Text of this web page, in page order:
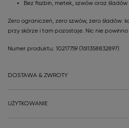
Bez fiszbin, metek, szwów oraz
Zero ograniczeń, zero szwów, zero śladów:
przy skórze i tam pozostaje. Nic nie
Numer produktu: 10217759 (7611358832897)
DOSTAWA & ZWROTY
UŻYTKOWANIE